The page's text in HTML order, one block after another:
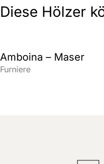
Diese Hölzer
Amboina – Maser
Furniere